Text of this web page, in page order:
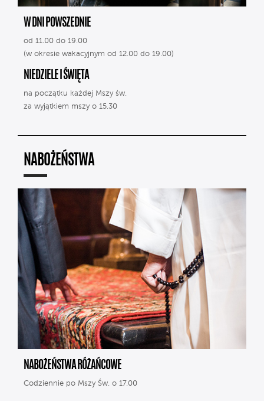
W DNI POWSZEDNIE
od 11.00 do 19.00
(w okresie wakacyjnym od 12.00 do 19.00)
NIEDZIELE I ŚWIĘTA
na początku każdej Mszy św.
za wyjątkiem mszy o 15.30
NABOŻEŃSTWA
NABOŻEŃSTWA RÓŻAŃCOWE
Codziennie po Mszy Św. o 17.00